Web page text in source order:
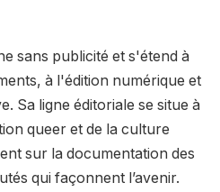
sans publicité et s'étend à
à l'édition numérique et
Sa ligne éditoriale se situe à
queer et de la culture
sur la documentation des
qui façonnent l’avenir.